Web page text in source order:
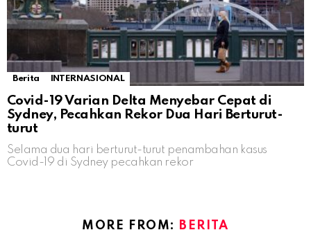
Berita INTERNASIONAL
Covid-19 Varian Delta Menyebar Cepat di
Sydney, Pecahkan Rekor Dua Hari Berturut-
turut
Selama dua hari berturut-turut penambahan kasus
Covid-19 di Sydney pecahkan rekor
MORE FROM: BERITA